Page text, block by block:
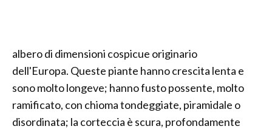
albero di dimensioni cospicue originario
dell'Europa. Queste piante hanno crescita lenta e
sono molto longeve; hanno fusto possente, molto
ramificato, con chioma tondeggiate, piramidale o
disordinata; la corteccia è scura, profondamente